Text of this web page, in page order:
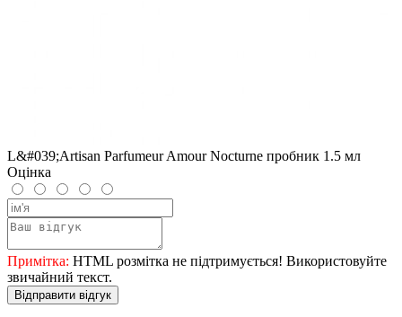
L&#039;Artisan Parfumeur Amour Nocturne пробник 1.5 мл
Оцінка
Примітка: HTML розмітка не підтримується! Використовуйте
звичайний текст.
Відправити відгук